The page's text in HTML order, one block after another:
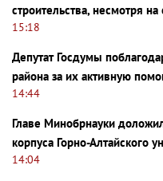
строительства, несмотря
15:18
Депутат Госдумы
района за их активную
14:44
Главе Минобрнауки
корпуса Горно-Алтайского
14:04